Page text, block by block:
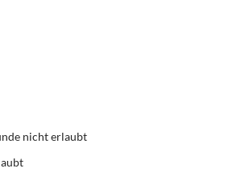
nicht erlaubt